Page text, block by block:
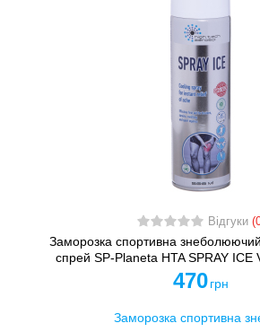
Відгуки
Заморозка спортивна
спрей SP-Planeta HTA SPRAY
470 грн